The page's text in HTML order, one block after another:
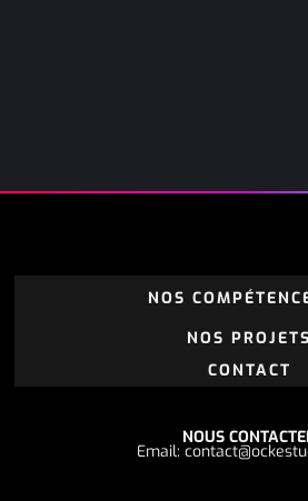
NOS
NOS PROJETS
CONTACT
NOUS
Email: